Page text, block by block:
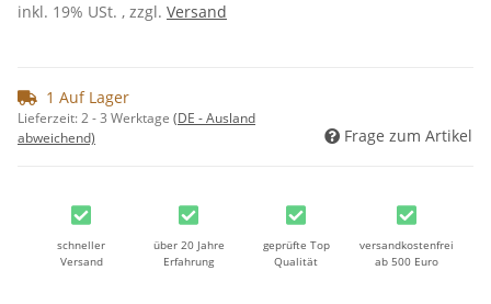
inkl. 19% USt. , zzgl. Versand
1 Auf Lager
Lieferzeit:2 - 3 Werktage (DE - Ausland
abweichend)
Frage zum Artikel
schneller
Versand
über 20 Jahre
Erfahrung
geprüfte Top
Qualität
versandkostenfrei
ab 500 Euro